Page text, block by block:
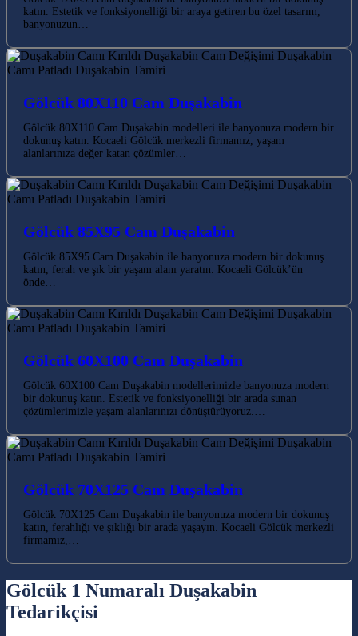
katın. Estetik ve fonksiyonelliği bir araya getiren bu özel tasarım,
banyonuzun…
Gölcük 80X110 Cam Duşakabin
Gölcük 80X110 Cam Duşakabin modelleri ile banyonuza modern bir
dokunuş katın. Kocaeli Gölcük merkezli firmamız, yaşam
alanlarınıza değer katan çözümler…
Gölcük 85X95 Cam Duşakabin
Gölcük 85X95 Cam Duşakabin ile banyonuza modern bir dokunuş
katın, ferah ve şık bir yaşam alanı yaratın. Kocaeli Gölcük’ün
önde…
Gölcük 60X100 Cam Duşakabin
Gölcük 60X100 Cam Duşakabin modellerimizle banyonuza modern
bir dokunuş katın. Estetik ve fonksiyonelliği bir arada sunan
çözümlerimizle yaşam alanlarınızı dönüştürüyoruz.…
Gölcük 70X125 Cam Duşakabin
Gölcük 70X125 Cam Duşakabin ile banyonuza modern bir dokunuş
katın, ferahlığı ve şıklığı bir arada yaşayın. Kocaeli Gölcük merkezli
firmamız,…
Gölcük 1 Numaralı Duşakabin
Tedarikçisi